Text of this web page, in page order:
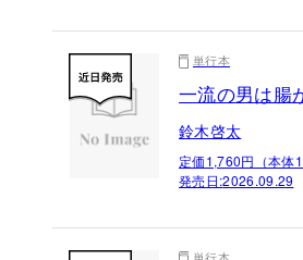
単行本
一流の男は腸
鈴木啓太
定価1,760円（本体
発売日:2026.09.29